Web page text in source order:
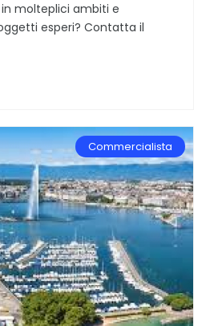
molteplici ambiti e
esperi? Contatta il
Commercialista